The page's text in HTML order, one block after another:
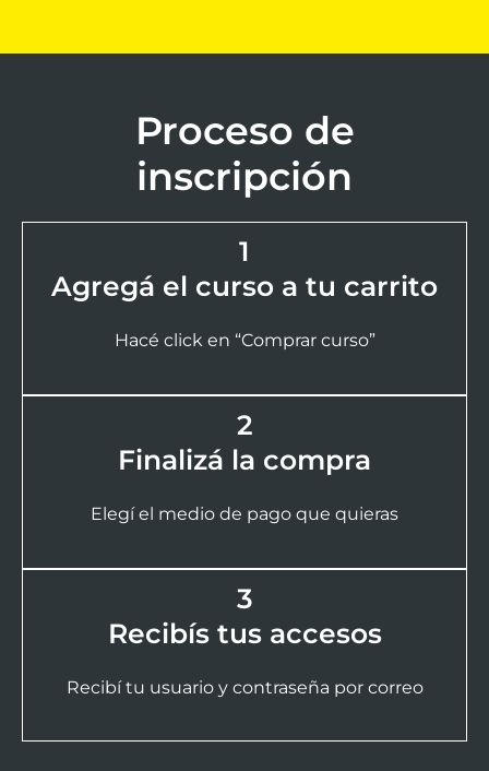
Proceso de
inscripción
1
Agregá el curso a tu carrito
Hacé click en “Comprar curso”
2
Finalizá la compra
Elegí el medio de pago que quieras
3
Recibís tus accesos
Recibí tu usuario y contraseña por correo